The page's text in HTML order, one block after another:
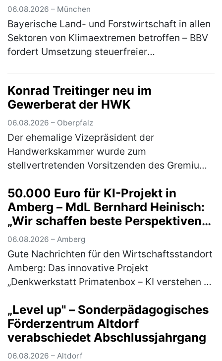
06.08.2026 – München
Bayerische Land- und Forstwirtschaft in allen
Sektoren von Klimaextremen betroffen – BBV
fordert Umsetzung steuerfreier
und Hi…(mehr)
Konrad Treitinger neu im
Gewerberat der HWK
06.08.2026 – Oberpfalz
Der ehemalige Vizepräsident der
Handwerkskammer wurde zum
stellvertretenden Vorsitzenden des Gremiums
Mitgliederversammlung des Gewerberates
des ostbayerischen Handwerks wählten …
(mehr)
50.000 Euro für KI-Projekt in
Amberg – MdL Bernhard Heinisch:
„Wir schaffen beste Perspektiven
für Unternehmen und Start-ups in
unserer Region
06.08.2026 – Amberg
Gute Nachrichten für den Wirtschaftsstandort
Amberg: Das innovative Projekt
„Denkwerkstatt Primatenbox – KI verstehen &
wird mit 50.000 Euro aus den Mitteln d…
(mehr)
„Level up" – Sonderpädagogisches
Förderzentrum Altdorf
verabschiedet Abschlussjahrgang
06.08.2026 – Altdorf